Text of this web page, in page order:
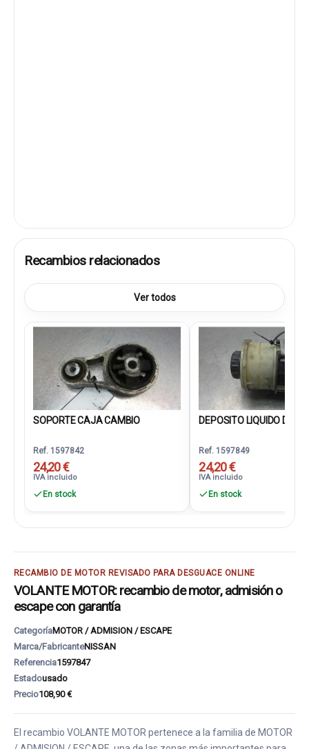
Recambios relacionados
Ver todos
SOPORTE CAJA CAMBIO
Ref. 1597842
24,20 €
IVA incluido
En stock
DEPOSITO LIQUIDO
Ref. 1597849
24,20 €
IVA incluido
En stock
RECAMBIO DE MOTOR REVISADO PARA DESGUACE ONLINE
VOLANTE MOTOR: recambio de motor, admisión o
escape con garantía
CategoríaMOTOR / ADMISION / ESCAPE
Marca/FabricanteNISSAN
Referencia1597847
Estadousado
Precio108,90 €
El recambio VOLANTE MOTOR pertenece a la familia de MOTOR